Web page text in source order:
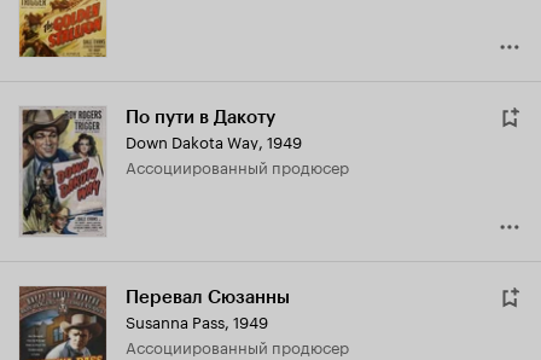
По пути в Дакоту
Down Dakota Way, 1949
ассоциированный продюсер
Перевал Сюзанны
Susanna Pass, 1949
ассоциированный продюсер